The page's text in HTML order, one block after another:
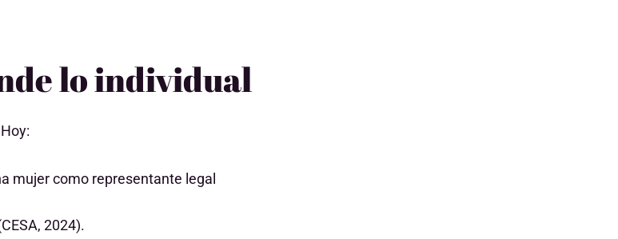
lo individual
mujer como representante legal
2024).